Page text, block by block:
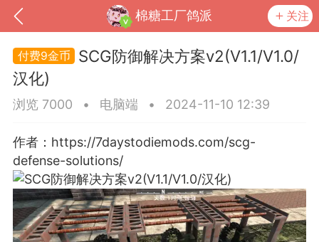
棉糖工厂鸽派 关注
我的钱包 道具 排行榜
9金币
SCG防御解决方案v2(V1.1/V1.0/
汉化)
浏览 7000 • 电脑端 • 2024-11-10 12:39
作者：https://7daystodiemods.com/scg-
defense-solutions/